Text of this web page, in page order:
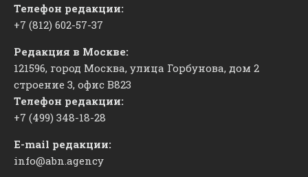
Телефон редакции:
+7 (812) 602-57-37
Редакция в Москве:
121596, город Москва, улица Горбунова, дом 2
строение 3, офис ​В823
Телефон редакции:
+7 (499) 348-18-28
E-mail редакции:
info@abn.agency